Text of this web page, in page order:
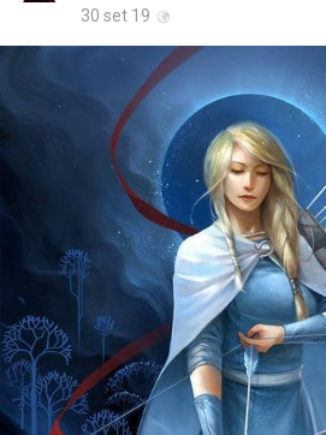
30 set 19